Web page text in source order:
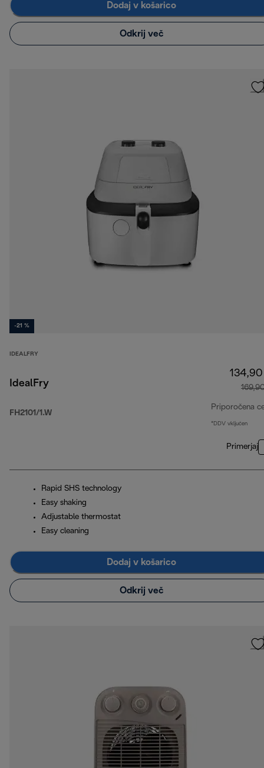
Dodaj v košarico
Odkrij več
-21 %
IDEALFRY
IdealFry
FH2101/1.W
Priporočena
*DDV vključen
Primerjaj
Rapid SHS technology
Easy shaking
Adjustable thermostat
Easy cleaning
Dodaj v košarico
Odkrij več